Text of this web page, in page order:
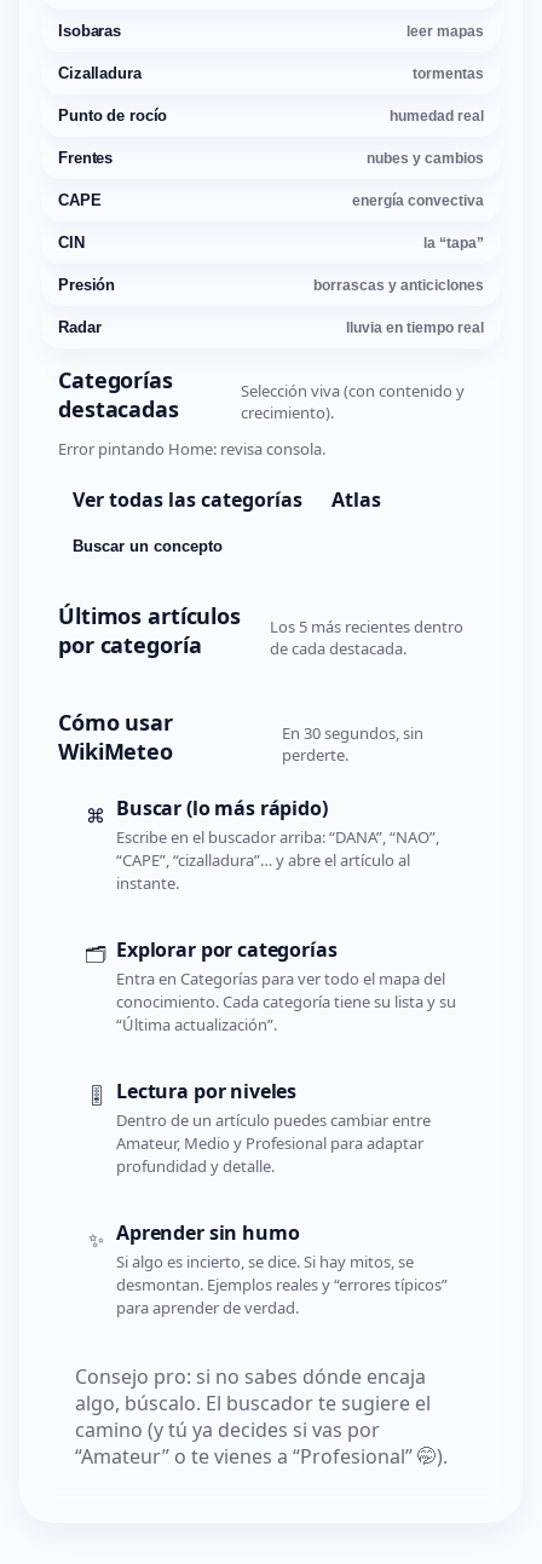
Isobaras leer mapas
Cizalladura tormentas
Punto de rocío humedad real
Frentes nubes y cambios
CAPE energía convectiva
CIN la “tapa”
Presión borrascas y anticiclones
Radar lluvia en tiempo real
Categorías
destacadas
Selección viva (con contenido y
crecimiento).
Error pintando Home: revisa consola.
Ver todas las categorías Atlas
Buscar un concepto
Últimos artículos
por categoría
Los 5 más recientes dentro
de cada destacada.
Cómo usar
WikiMeteo
En 30 segundos, sin
perderte.
⌘ Buscar (lo más rápido)
Escribe en el buscador arriba: “DANA”, “NAO”,
“CAPE”, “cizalladura”… y abre el artículo al
instante.
🗂️ Explorar por categorías
Entra en Categorías para ver todo el mapa del
conocimiento. Cada categoría tiene su lista y su
“Última actualización”.
🎚️ Lectura por niveles
Dentro de un artículo puedes cambiar entre
Amateur, Medio y Profesional para adaptar
profundidad y detalle.
✨ Aprender sin humo
Si algo es incierto, se dice. Si hay mitos, se
desmontan. Ejemplos reales y “errores típicos”
para aprender de verdad.
Consejo pro: si no sabes dónde encaja
algo, búscalo. El buscador te sugiere el
camino (y tú ya decides si vas por
“Amateur” o te vienes a “Profesional” 🤭).